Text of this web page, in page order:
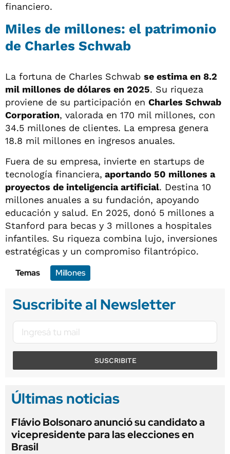
financiero.
Miles de millones: el patrimonio
de Charles Schwab
La fortuna de Charles Schwab se estima en 8.2
mil millones de dólares en 2025. Su riqueza
proviene de su participación en Charles Schwab
Corporation, valorada en 170 mil millones, con
34.5 millones de clientes. La empresa genera
18.8 mil millones en ingresos anuales.
Fuera de su empresa, invierte en startups de
tecnología financiera, aportando 50 millones a
proyectos de inteligencia artificial. Destina 10
millones anuales a su fundación, apoyando
educación y salud. En 2025, donó 5 millones a
Stanford para becas y 3 millones a hospitales
infantiles. Su riqueza combina lujo, inversiones
estratégicas y un compromiso filantrópico.
Temas
Millones
Suscribite al Newsletter
SUSCRIBITE
Últimas noticias
Flávio Bolsonaro anunció su candidato a
vicepresidente para las elecciones en
Brasil